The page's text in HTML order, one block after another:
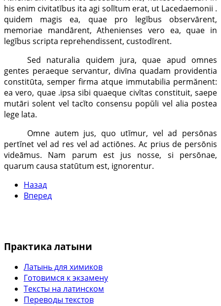
his enim civitatĭbus ita agi solĭtum erat, ut Lacedaemonii .
quidem magis ea, quae pro legĭbus observārent,
memoriae mandārent, Athenienses vero ea, quae in
legĭbus scripta reprehendissent, custodīrent.
Sed naturalia quidem jura, quae apud omnes
gentes peraeque servantur, divīna quadam providentia
constitūta, semper firma atque immutabilia permănent:
ea vero, quae .ipsa sibi quaeque civĭtas constituit, saepe
mutāri solent vel tacĭto consensu popŭli vel alia postea
lege lata.
Omne autem jus, quo utĭmur, vel ad persōnas
pertĭnet vel ad res vel ad actiōnes. Ac prius de persōnis
videāmus. Nam parum est jus nosse, si persōnae,
quarum causa statūtum est, ignorentur.
Назад
Вперед
Практика латыни
Латынь для химиков
Готовимся к экзамену
Тексты на латинском
Переводы текстов